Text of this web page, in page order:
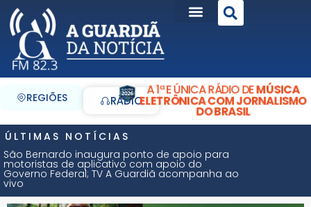
REGIÕES RÁDIO
A 1ª E ÚNICA RÁDIO DEMÚSICA
ELETRÔNICA COM JORNALISMO
DO BRASIL
ÚLTIMAS NOTÍCIAS
São Bernardo inaugura ponto de apoio para
motoristas de aplicativo com apoio do
Governo Federal; TV A Guardiã acompanha ao
vivo